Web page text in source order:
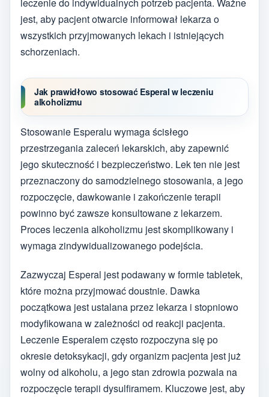
jest, aby pacjent otwarcie informował lekarza o
wszystkich przyjmowanych lekach i istniejących
schorzeniach.
Jak prawidłowo stosować Esperal w leczeniu
alkoholizmu
Stosowanie Esperalu wymaga ścisłego
przestrzegania zaleceń lekarskich, aby zapewnić
jego skuteczność i bezpieczeństwo. Lek ten nie jest
przeznaczony do samodzielnego stosowania, a jego
rozpoczęcie, dawkowanie i zakończenie terapii
powinno być zawsze konsultowane z lekarzem.
Proces leczenia alkoholizmu jest skomplikowany i
wymaga zindywidualizowanego podejścia.
Zazwyczaj Esperal jest podawany w formie tabletek,
które można przyjmować doustnie. Dawka
początkowa jest ustalana przez lekarza i stopniowo
modyfikowana w zależności od reakcji pacjenta.
Leczenie Esperalem często rozpoczyna się po
okresie detoksykacji, gdy organizm pacjenta jest już
wolny od alkoholu, a jego stan zdrowia pozwala na
rozpoczęcie terapii dysulfiramem. Kluczowe jest, aby